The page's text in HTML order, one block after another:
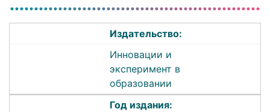
Издательство:
Инновации и
эксперимент в
образовании
Год издания: